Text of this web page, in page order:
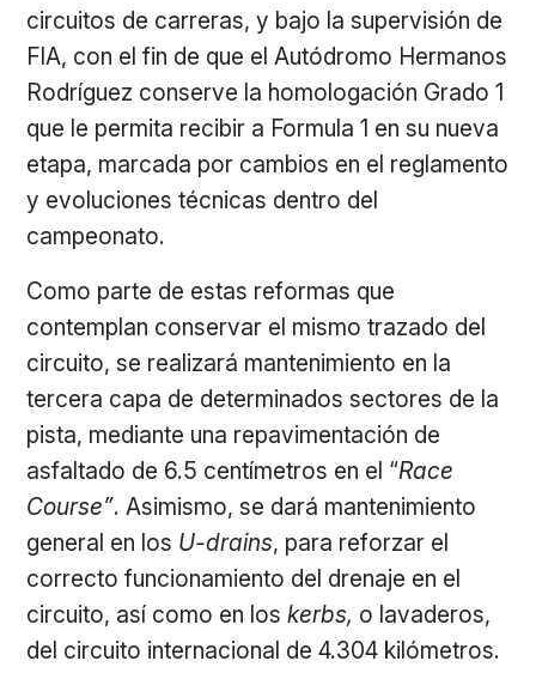
circuitos de carreras, y bajo la supervisión de
FIA, con el fin de que el Autódromo Hermanos
Rodríguez conserve la homologación Grado 1
que le permita recibir a Formula 1 en su nueva
etapa, marcada por cambios en el reglamento
y evoluciones técnicas dentro del
campeonato.
Como parte de estas reformas que
contemplan conservar el mismo trazado del
circuito, se realizará mantenimiento en la
tercera capa de determinados sectores de la
pista, mediante una repavimentación de
asfaltado de 6.5 centímetros en el “Race
Course”. Asimismo, se dará mantenimiento
general en los U-drains, para reforzar el
correcto funcionamiento del drenaje en el
circuito, así como en loskerbs, o lavaderos,
del circuito internacional de 4.304 kilómetros.